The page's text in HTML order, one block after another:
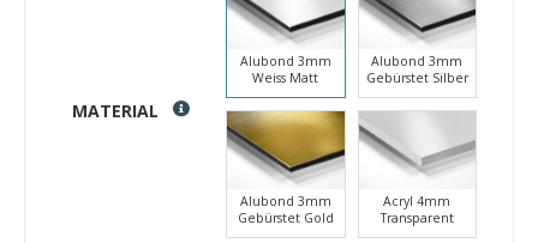
MATERIAL
Alubond 3mm
Weiss Matt
Alubond 3mm
Gebürstet Silber
Alubond 3mm
Gebürstet Gold
Acryl 4mm
Transparent